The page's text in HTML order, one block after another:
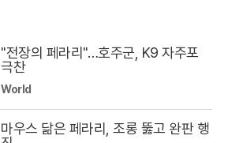
"전장의 페라리"…호주군, K9 자주포
극찬
World
마우스 닮은 페라리, 조롱 뚫고 완판 행